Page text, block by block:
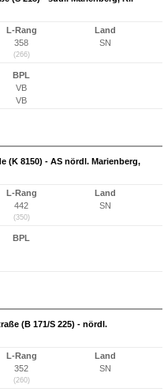
L-Rang
358
(266)
Land
SN
BPL
VB
VB
(K 8150) - AS nördl. Marienberg,
L-Rang
442
(350)
Land
SN
BPL
(B 171/S 225) - nördl.
L-Rang
352
(260)
Land
SN